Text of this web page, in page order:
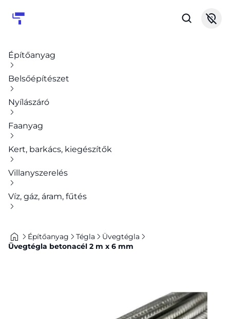
Építőanyag
Belsőépítészet
Nyílászáró
Faanyag
Kert, barkács, kiegészítők
Villanyszerelés
Víz, gáz, áram, fűtés
Építőanyag Tégla
Üvegtégla
Üvegtégla betonacél 2 m x 6 mm